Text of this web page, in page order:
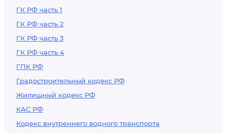
ГК РФ часть 1
ГК РФ часть 2
ГК РФ часть 3
ГК РФ часть 4
ГПК РФ
Градостроительный кодекс РФ
Жилищный кодекс РФ
КАС РФ
Кодекс внутреннего водного транспорта